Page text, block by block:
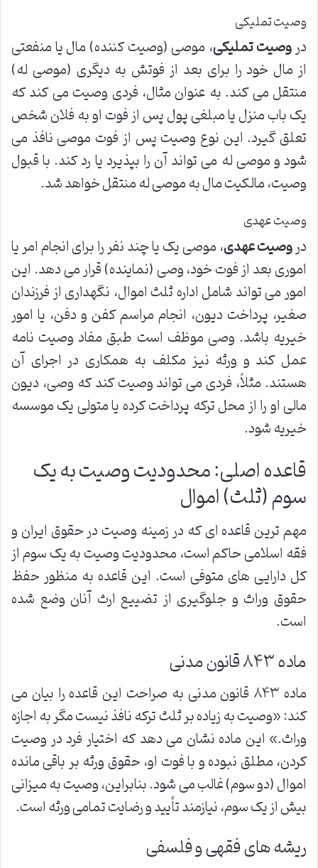
وصیت تملیکی
دروصیت تملیکی، موصی (وصیت کننده) مال یا منفعتی
از مال خود را برای بعد از فوتش به دیگری (موصی له)
منتقل می کند. به عنوان مثال، فردی وصیت می کند که
یک باب منزل یا مبلغی پول پس از فوت او به فلان شخص
تعلق گیرد. این نوع وصیت پس از فوت موصی نافذ می
شود و موصی له می تواند آن را بپذیرد یا رد کند. با قبول
وصیت، مالکیت مال به موصی له منتقل خواهد شد.
وصیت عهدی
دروصیت عهدی، موصی یک یا چند نفر را برای انجام امر یا
اموری بعد از فوت خود، وصی (نماینده) قرار می دهد. این
امور می تواند شامل اداره ثلث اموال، نگهداری از فرزندان
صغیر، پرداخت دیون، انجام مراسم کفن و دفن، یا امور
خیریه باشد. وصی موظف است طبق مفاد وصیت نامه
عمل کند و ورثه نیز مکلف به همکاری در اجرای آن
هستند. مثلاً، فردی می تواند وصیت کند که وصی، دیون
مالی او را از محل ترکه پرداخت کرده یا متولی یک موسسه
خیریه شود.
قاعده اصلی: محدودیت وصیت به یک
سوم (ثلث) اموال
مهم ترین قاعده ای که در زمینه وصیت در حقوق ایران و
فقه اسلامی حاکم است، محدودیت وصیت به یک سوم از
کل دارایی های متوفی است. این قاعده به منظور حفظ
حقوق وراث و جلوگیری از تضییع ارث آنان وضع شده
است.
ماده ۸۴۳ قانون مدنی
ماده ۸۴۳ قانون مدنی به صراحت این قاعده را بیان می
کند: «وصیت به زیاده بر ثلث ترکه نافذ نیست مگر به اجازه
وراث.» این ماده نشان می دهد که اختیار فرد در وصیت
کردن، مطلق نبوده و با فوت او، حقوق ورثه بر باقی مانده
اموال (دو سوم) غالب می شود. بنابراین، وصیت به میزانی
بیش از یک سوم، نیازمند تأیید و رضایت تمامی ورثه است.
ریشه های فقهی و فلسفی